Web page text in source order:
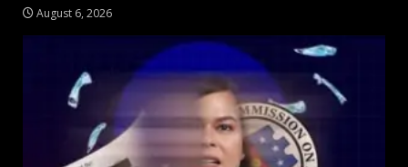
August 6, 2026